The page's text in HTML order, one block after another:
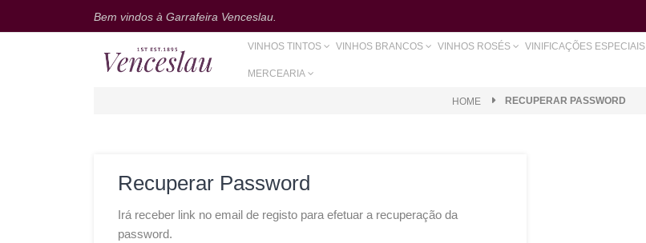
Bem vindos à Garrafeira Venceslau.
VINHOS TINTOS VINHOS BRANCOS VINHOS ROSÉS VINIFICAÇÕES ESPECIAIS
MERCEARIA
HOME RECUPERAR PASSWORD
Recuperar Password
Irá receber link no email de registo para efetuar a recuperação da
password.